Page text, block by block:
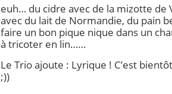
euh… du cidre avec de la mizotte de
avec du lait de Normandie, du pain
faire un bon pique nique dans un
à tricoter en lin……
Le Trio ajoute : Lyrique ! C’est
;))